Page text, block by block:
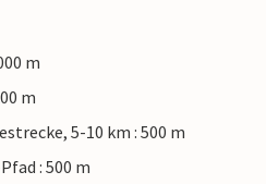
m
m
5-10 km : 500 m
: 500 m